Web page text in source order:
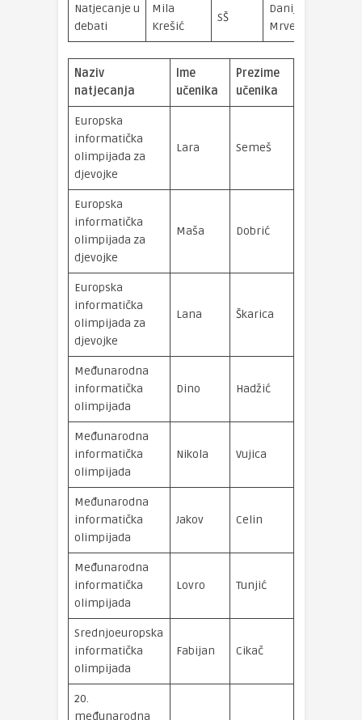
Natjecanje u
debati
Mila
Krešić
SŠ
Danijel
Mrvelj
Naziv
natjecanja
Ime
učenika
Prezime
učenika
Europska
informatička
olimpijada za
djevojke
Lara Semeš
Europska
informatička
olimpijada za
djevojke
Maša Dobrić
Europska
informatička
olimpijada za
djevojke
Lana Škarica
Međunarodna
informatička
olimpijada
Dino Hadžić
Međunarodna
informatička
olimpijada
Nikola Vujica
Međunarodna
informatička
olimpijada
Jakov Celin
Međunarodna
informatička
olimpijada
Lovro Tunjić
Srednjoeuropska
informatička
olimpijada
Fabijan Cikač
20.
međunarodna